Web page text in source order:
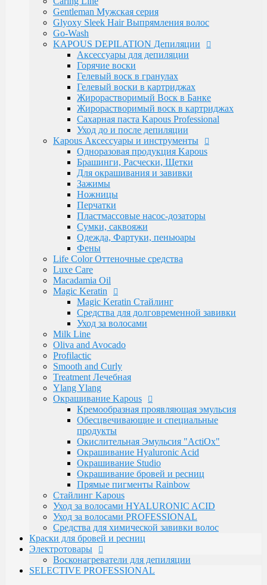
Электротовары
Восконагреватели для депиляции
SELECTIVE PROFESSIONAL
Теги
marfa memo Бальзам Бустер Воск Гель для
Для бороды Для мужчин Дозатор
Крем после бритья
Лосьон Маска Масло для волос
Косметика
Обесцвечивающий порошок
Эмульсия
Паста для волос Пудра Тонирующая
Укладка волос Флюид Щетка для роста
духи духимарфа защита волос кондиционер для
концентрированныйпарфюм краска для
волос
маска для волос мусс для
мыло парфюм парфюмерия парфюмернаявода
парфюмерия сильная фиксация спрей для волос
с морской
сыворотка термозащита
фиксация
Бренды
Kapous Professional
Estel Professional
Matrix
Ollin Professional
Londa Professional
Hair Company
Kondor
Сталекс
Depiltouch
Solinberg
Zinger
Mertz
Mozart
Camillen
White Line
Camillen 60
RuNail Professional
PROFCOSMO
Ekel
Lebelage
Constant Delight
Schwarzkopf Professional
Domix Green Professional
RefectoCil
Godefroy Eyebrow
Henna Expert
Lador
TIGI
CHI
Bouticle
Tefia
SELECTIVE
Kebren
Karseell
Gentleman Мужская серия
Glyoxy Sleek Hair Выпрямления волос
Go-Wash
KAPOUS DEPILATION Депиляции
Аксессуары для депиляции
Горячие воски
Гелевый воск в гранулах
Гелевый воски в картриджах
Жирорастворимый Воск в Банке
Жирорастворимый воск в картриджах
Сахарная паста Kapous Professional
Уход до и после депиляции
Kapous Аксессуары и инструменты
Одноразовая продукция Kapous
Брашинги, Расчески, Щетки
Для окрашивания и завивки
Зажимы
Ножницы
Перчатки
Пластмассовые насос-дозаторы
Сумки, саквояжи
Одежда, Фартуки, пеньюары
Фены
Life Color Оттеночные средства
Luxe Care
Macadamia Oil
Magic Keratin
Magic Keratin Стайлинг
Средства для долговременной завивки
Уход за волосами
Milk Line
Oliva and Avocado
Profilactic
Smooth and Curly
Treatment Лечебная
Ylang Ylang
Окрашивание Kapous
Кремообразная проявляющая эмульсия
Обесцвечивающие и специальные
продукты
Окислительная Эмульсия "ActiOx"
Окрашивание Hyaluronic Acid
Окрашивание Studio
Окрашивание бровей и ресниц
Прямые пигменты Rainbow
Стайлинг Kapous
Уход за волосами HYALURONIC ACID
Уход за волосами PROFESSIONAL
Средства для химической завивки волос
Краски для бровей и ресниц
Электротовары
Восконагреватели для депиляции
SELECTIVE PROFESSIONAL